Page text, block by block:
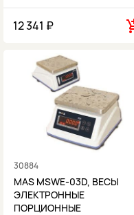
12 341 ₽
30884
MAS MSWE-03D, ВЕСЫ
ЭЛЕКТРОННЫЕ
ПОРЦИОННЫЕ